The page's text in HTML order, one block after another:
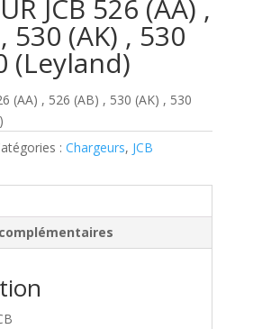
JCB 526 (AA) ,
530 (AK) , 530
(Leyland)
(AA) , 526 (AB) , 530 (AK) , 530
: Chargeurs, JCB